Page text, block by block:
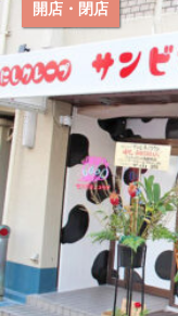
開店・閉店